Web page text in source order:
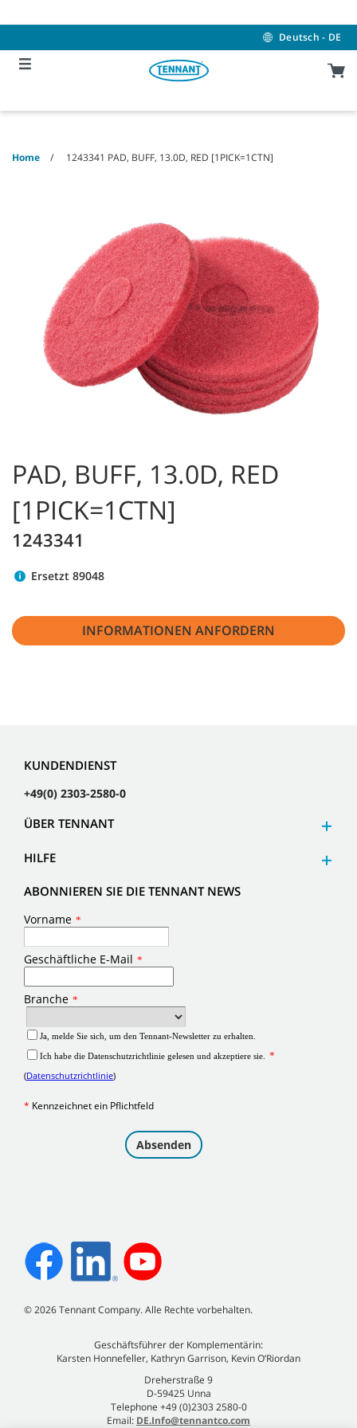
to
to
menu
Deutsch - DE
Home 1243341 PAD, BUFF, 13.0D, RED [1PICK=1CTN]
PAD, BUFF, 13.0D, RED
[1PICK=1CTN]
1243341
Ersetzt 89048
INFORMATIONEN ANFORDERN
KUNDENDIENST
+49(0) 2303-2580-0
ÜBER TENNANT
HILFE
ABONNIEREN SIE DIE TENNANT NEWS
©2026Tennant Company. Alle Rechte vorbehalten.
Geschäftsführer der Komplementärin:
Karsten Honnefeller, Kathryn Garrison, Kevin O’Riordan
Dreherstraße 9
D-59425 Unna
Telephone +49 (0)2303 2580-0
Email: DE.Info@tennantco.com